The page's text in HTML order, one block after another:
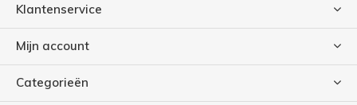
Klantenservice
Mijn account
Categorieën